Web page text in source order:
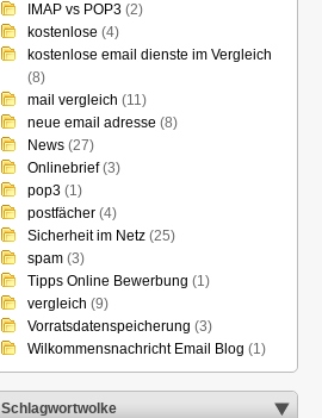
IMAP vs POP3 (2)
kostenlose (4)
kostenlose email dienste im Vergleich
(8)
mail vergleich (11)
neue email adresse (8)
News (27)
Onlinebrief(3)
pop3 (1)
postfächer (4)
Sicherheit im Netz (25)
spam (3)
Tipps Online Bewerbung (1)
vergleich (9)
Vorratsdatenspeicherung (3)
Wilkommensnachricht Email Blog (1)
Schlagwortwolke